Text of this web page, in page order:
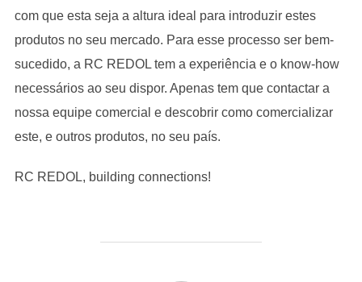
com que esta seja a altura ideal para introduzir estes
produtos no seu mercado. Para esse processo ser bem-
sucedido, a RC REDOL tem a experiência e o know-how
necessários ao seu dispor. Apenas tem que contactar a
nossa equipe comercial e descobrir como comercializar
este, e outros produtos, no seu país.
RC REDOL, building connections!